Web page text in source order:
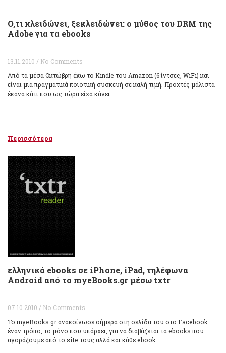
Ο,τι κλειδώνει, ξεκλειδώνει: ο μύθος του DRM της
Adobe για τα ebooks
13.11.2010 / No Comments
Από τα μέσα Οκτώβρη έχω το Kindle του Amazon (6 ίντσες, WiFi) και
είναι μια πραγματικά ποιοτική συσκευή σε καλή τιμή. Προχτές μάλιστα
έκανα κάτι που ως τώρα είχα κάνει ...
Περισσότερα
ελληνικά ebooks σε iPhone, iPad, τηλέφωνα
Android από το myeBooks.gr μέσω txtr
07.10.2010 / No Comments
Το myeBooks.gr ανακοίνωσε σήμερα στη σελίδα του στο Facebook
έναν τρόπο, το μόνο που υπάρχει, για να διαβάζεται τα ebooks που
αγοράζουμε από το site τους αλλά και κάθε ebook ...